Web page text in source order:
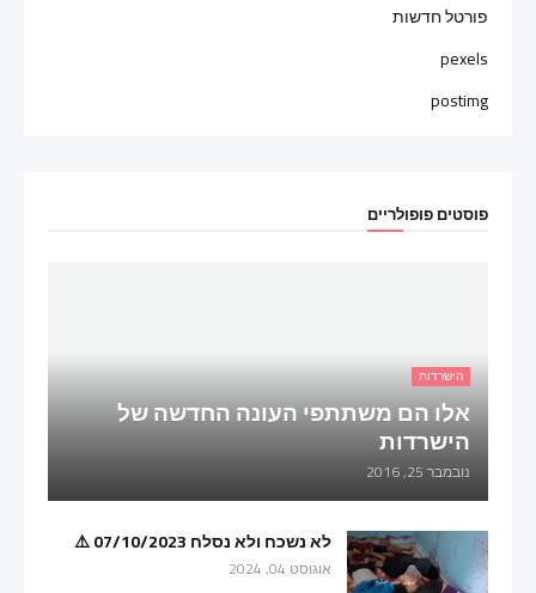
פורטל חדשות
pexels
postimg
פוסטים פופולריים
הישרדות
אלו הם משתתפי העונה החדשה של
הישרדות
נובמבר 25, 2016
לא נשכח ולא נסלח 07/10/2023 ⚠️
אוגוסט 04, 2024